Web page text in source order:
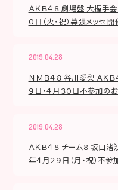
ＡＫＢ４８ 劇場盤 大握手会
０日（火・祝）幕張メッセ 開
2019.04.28
ＮＭＢ４８ 谷川愛梨 ＡＫ
９日・４月３０日不参加の
2019.04.28
ＡＫＢ４８ チーム８ 坂口
年４月２９日（月・祝）不参